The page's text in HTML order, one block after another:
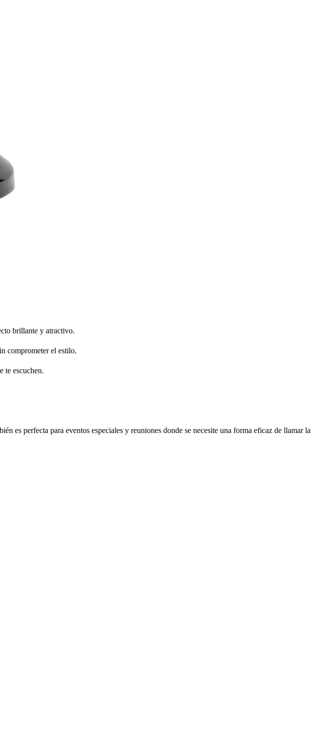
brillante y atractivo.
comprometer el estilo.
te escuchen.
es perfecta para eventos especiales y reuniones donde se necesite una forma eficaz de llamar la